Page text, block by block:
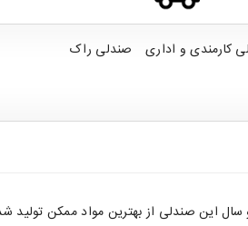
کارمندی و اداری صندلی راک
این صندلی از بهترین مواد ممکن تولید